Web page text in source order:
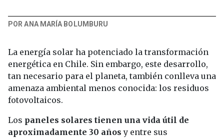
POR ANA MARÍA BOLUMBURU
La energía solar ha potenciado la transformación
energética en Chile. Sin embargo, este desarrollo,
tan necesario para el planeta, también conlleva una
amenaza ambiental menos conocida: los residuos
fotovoltaicos.
Los paneles solares tienen una vida útil de
aproximadamente 30 años y entre sus